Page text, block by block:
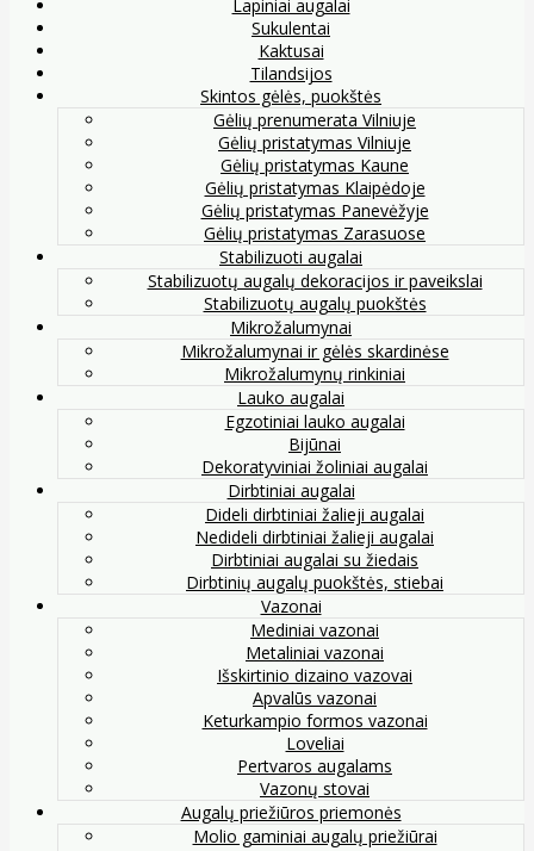
Lapiniai augalai
Sukulentai
Kaktusai
Tilandsijos
Skintos gėlės, puokštės
Gėlių prenumerata Vilniuje
Gėlių pristatymas Vilniuje
Gėlių pristatymas Kaune
Gėlių pristatymas Klaipėdoje
Gėlių pristatymas Panevėžyje
Gėlių pristatymas Zarasuose
Stabilizuoti augalai
Stabilizuotų augalų dekoracijos ir paveikslai
Stabilizuotų augalų puokštės
Mikrožalumynai
Mikrožalumynai ir gėlės skardinėse
Mikrožalumynų rinkiniai
Lauko augalai
Egzotiniai lauko augalai
Bijūnai
Dekoratyviniai žoliniai augalai
Dirbtiniai augalai
Dideli dirbtiniai žalieji augalai
Nedideli dirbtiniai žalieji augalai
Dirbtiniai augalai su žiedais
Dirbtinių augalų puokštės, stiebai
Vazonai
Mediniai vazonai
Metaliniai vazonai
Išskirtinio dizaino vazovai
Apvalūs vazonai
Keturkampio formos vazonai
Loveliai
Pertvaros augalams
Vazonų stovai
Augalų priežiūros priemonės
Molio gaminiai augalų priežiūrai